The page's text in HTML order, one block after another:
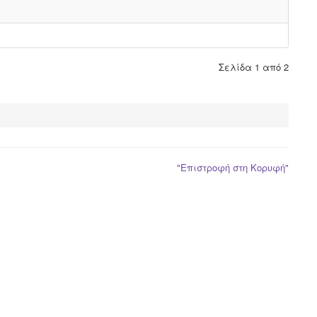
Σελίδα 1 από 2
"Επιστροφή στη Κορυφή"